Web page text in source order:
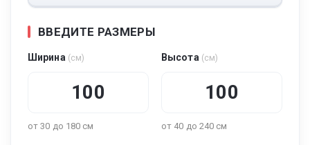
ВВЕДИТЕ РАЗМЕРЫ
Ширина (см)
от 30 до 180 см
Высота (см)
от 40 до 240 см